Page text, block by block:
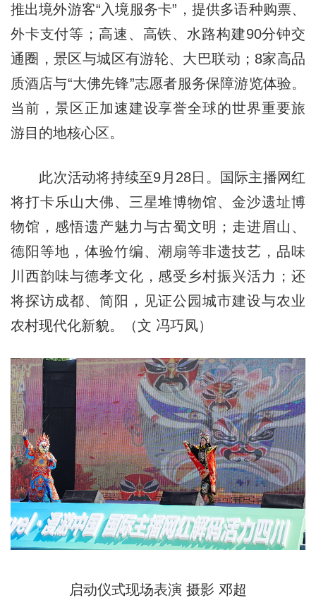
推出境外游客“入境服务卡”，提供多语种购票、
外卡支付等；高速、高铁、水路构建90分钟交
通圈，景区与城区有游轮、大巴联动；8家高品
质酒店与“大佛先锋”志愿者服务保障游览体验。
当前，景区正加速建设享誉全球的世界重要旅
游目的地核心区。
此次活动将持续至9月28日。国际主播网红
将打卡乐山大佛、三星堆博物馆、金沙遗址博
物馆，感悟遗产魅力与古蜀文明；走进眉山、
德阳等地，体验竹编、潮扇等非遗技艺，品味
川西韵味与德孝文化，感受乡村振兴活力；还
将探访成都、简阳，见证公园城市建设与农业
农村现代化新貌。（文 冯巧凤）
启动仪式现场表演 摄影 邓超